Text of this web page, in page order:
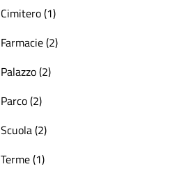
Cimitero (1)
Farmacie (2)
Palazzo (2)
Parco (2)
Scuola (2)
Terme (1)